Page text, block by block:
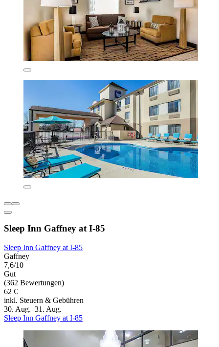
Sleep Inn Gaffney at I-85
Sleep Inn Gaffney at I-85
Gaffney
7,6/10
Gut
(362 Bewertungen)
62 €
inkl. Steuern & Gebühren
30. Aug.–31. Aug.
Sleep Inn Gaffney at I-85